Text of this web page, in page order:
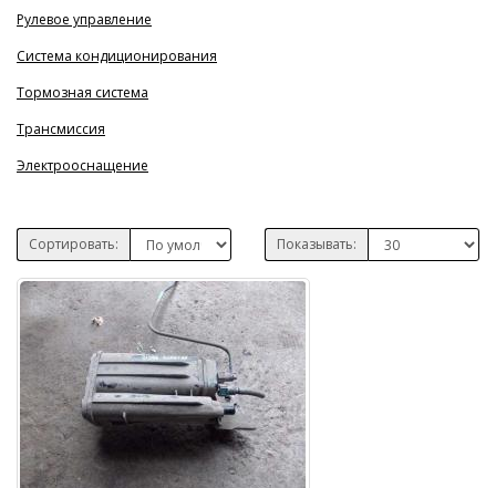
Рулевое управление
Система кондиционирования
Тормозная система
Трансмиссия
Электрооснащение
Сортировать: Показывать: